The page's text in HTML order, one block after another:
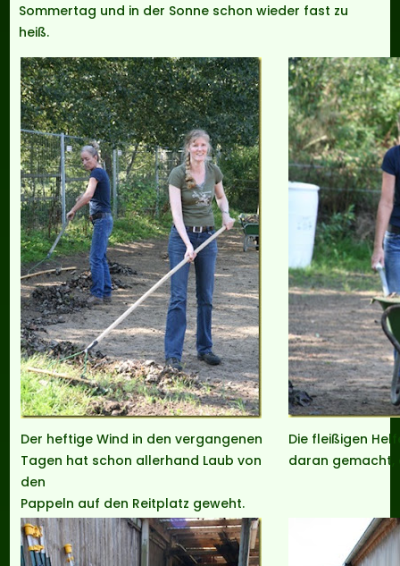
Sommertag und in der Sonne schon wieder fast zu
heiß.
Der heftige Wind in den vergangenen
Tagen hat schon allerhand Laub von
den
Pappeln auf den Reitplatz geweht.
Die fleißigen
daran gemacht,